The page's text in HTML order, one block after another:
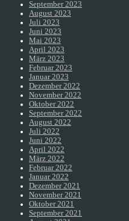
September 2023
August 2023
Juli 2023
Juni 2023
Mai 2023
April 2023
März 2023
Februar 2023
Januar 2023
Dezember 2022
November 2022
Oktober 2022
September 2022
August 2022
Juli 2022
Juni 2022
April 2022
März 2022
Februar 2022
Januar 2022
Dezember 2021
November 2021
Oktober 2021
September 2021